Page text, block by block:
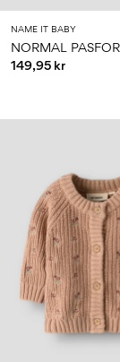
NAME IT BABY
149,95 kr